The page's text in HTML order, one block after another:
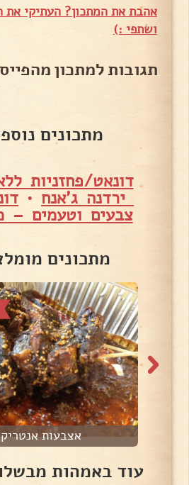
אהבת את המתכון? העתיקי את
ושתפי :)
תגובות למתכון
מתכונים
דונאט/פחזניות
ירדנה ג'אנח •
צבעים וטעמים –
מתכונים
אצבעות
עוד באמהות